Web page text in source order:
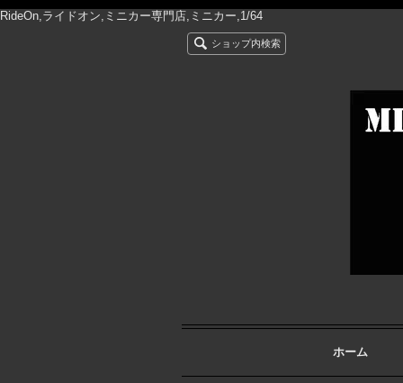
RideOn,ライドオン,ミニカー専門店,ミニカー,1/64
ショップ内検索
ホーム